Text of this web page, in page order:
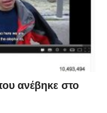
ανέβηκε στο